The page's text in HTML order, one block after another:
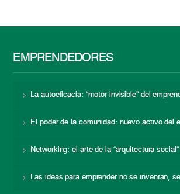
EMPRENDEDORES
La autoeficacia: “motor invisible” del
El poder de la comunidad: nuevo activo del
Networking: el arte de la “arquitectura
Las ideas para emprender no se inventan,